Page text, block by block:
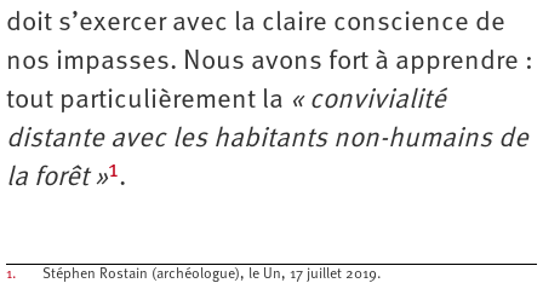
doit s’exercer avec la claire conscience de
nos impasses. Nous avons fort à apprendre :
tout particulièrement la « convivialité
distante avec les habitants non-humains de
la forêt »1.
1. Stéphen Rostain (archéologue), le Un, 17 juillet 2019.